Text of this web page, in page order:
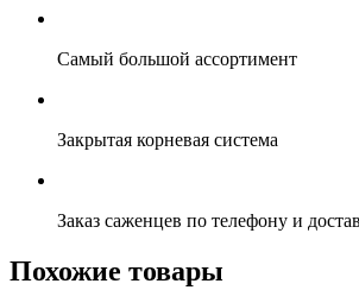
Самый большой ассортимент
Закрытая корневая система
Заказ саженцев по телефону и
Похожие товары